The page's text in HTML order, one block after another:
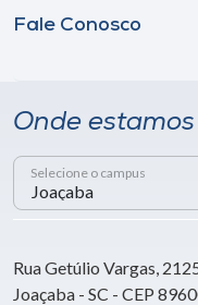
Fale Conosco
Onde estamos
Selecione o campus
Rua Getúlio Vargas,
Joaçaba - SC - CEP